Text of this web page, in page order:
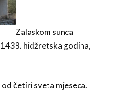
Zalaskom sunca
hidžretska godina,
četiri sveta mjeseca.